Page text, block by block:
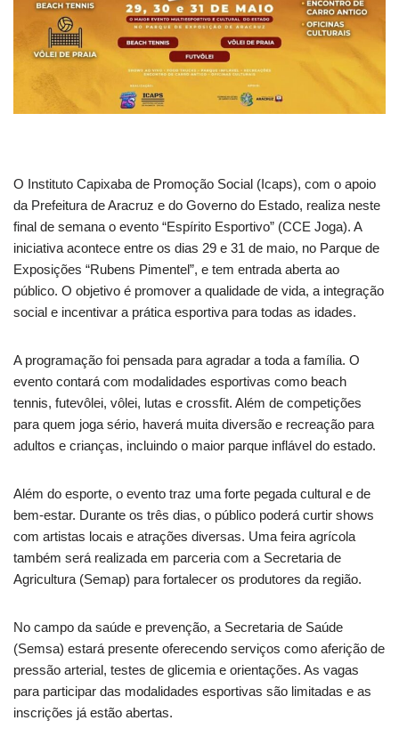
O Instituto Capixaba de Promoção Social (Icaps), com o apoio
da Prefeitura de Aracruz e do Governo do Estado, realiza neste
final de semana o evento “Espírito Esportivo” (CCE Joga). A
iniciativa acontece entre os dias 29 e 31 de maio, no Parque de
Exposições “Rubens Pimentel”, e tem entrada aberta ao
público. O objetivo é promover a qualidade de vida, a integração
social e incentivar a prática esportiva para todas as idades.
A programação foi pensada para agradar a toda a família. O
evento contará com modalidades esportivas como beach
tennis, futevôlei, vôlei, lutas e crossfit. Além de competições
para quem joga sério, haverá muita diversão e recreação para
adultos e crianças, incluindo o maior parque inflável do estado.
Além do esporte, o evento traz uma forte pegada cultural e de
bem-estar. Durante os três dias, o público poderá curtir shows
com artistas locais e atrações diversas. Uma feira agrícola
também será realizada em parceria com a Secretaria de
Agricultura (Semap) para fortalecer os produtores da região.
No campo da saúde e prevenção, a Secretaria de Saúde
(Semsa) estará presente oferecendo serviços como aferição de
pressão arterial, testes de glicemia e orientações. As vagas
para participar das modalidades esportivas são limitadas e as
inscrições já estão abertas.